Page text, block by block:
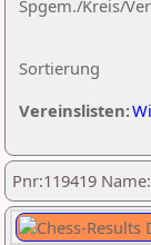
Sortierung
Spgem./Kreis/
Vereinslisten:
Pnr:119419